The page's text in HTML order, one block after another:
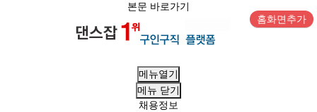
본문 바로가기
홈화면추가
메뉴열기
메뉴 닫기
채용정보